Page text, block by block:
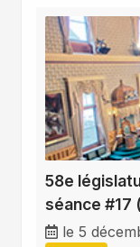
58e
séance #17
le 5